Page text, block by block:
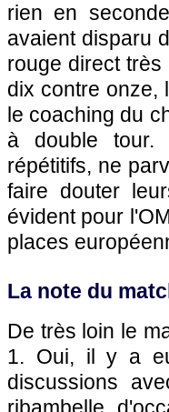
rien en
avaient disparu
rouge direct
dix contre onze,
le coaching du
à double tour.
répétitifs, ne
faire douter
évident pour
places
La note du
De très loin le
1. Oui, il y a
discussions